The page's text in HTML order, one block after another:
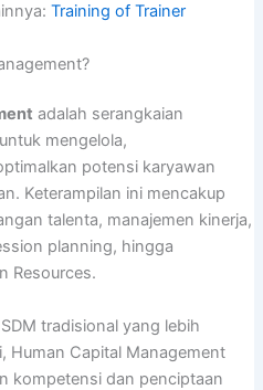
Training of Trainer
adalah serangkaian
mengelola,
potensi karyawan
Keterampilan ini mencakup
talenta, manajemen kinerja,
planning, hingga
Resources.
tradisional yang lebih
Human Capital Management
kompetensi dan penciptaan